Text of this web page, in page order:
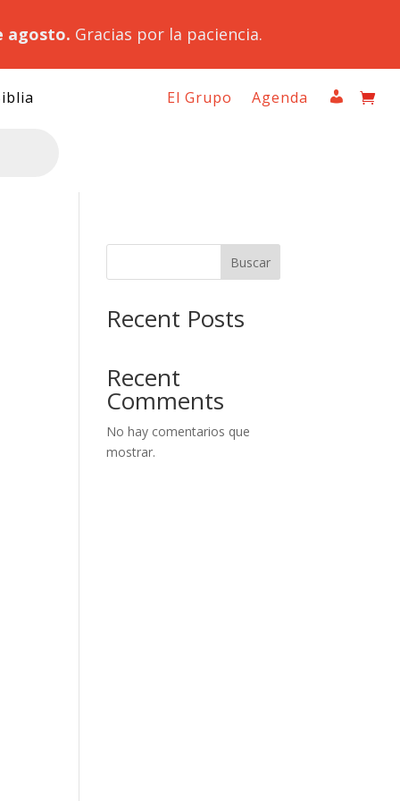
agosto. Gracias por la paciencia.
El Grupo Agenda
Buscar
Recent Posts
Recent
Comments
No hay comentarios que
mostrar.